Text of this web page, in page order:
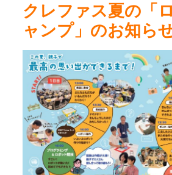
クレファス夏の「
ャンプ」のお知ら